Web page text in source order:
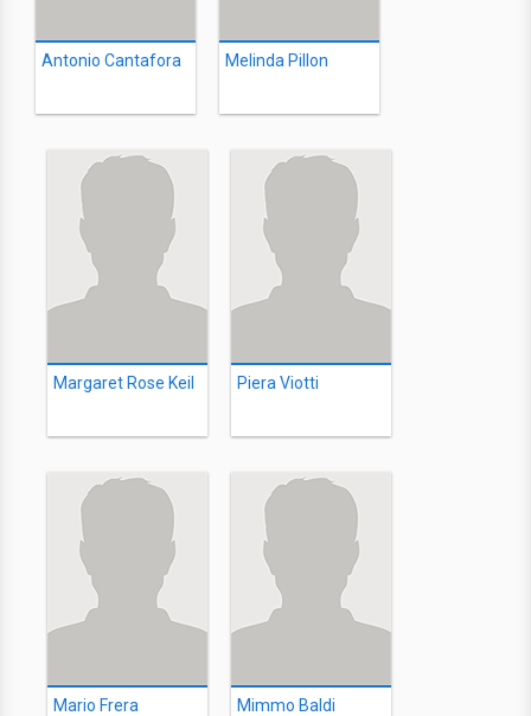
Antonio Cantafora Melinda Pillon
Margaret Rose Keil Piera Viotti
Mario Frera Mimmo Baldi